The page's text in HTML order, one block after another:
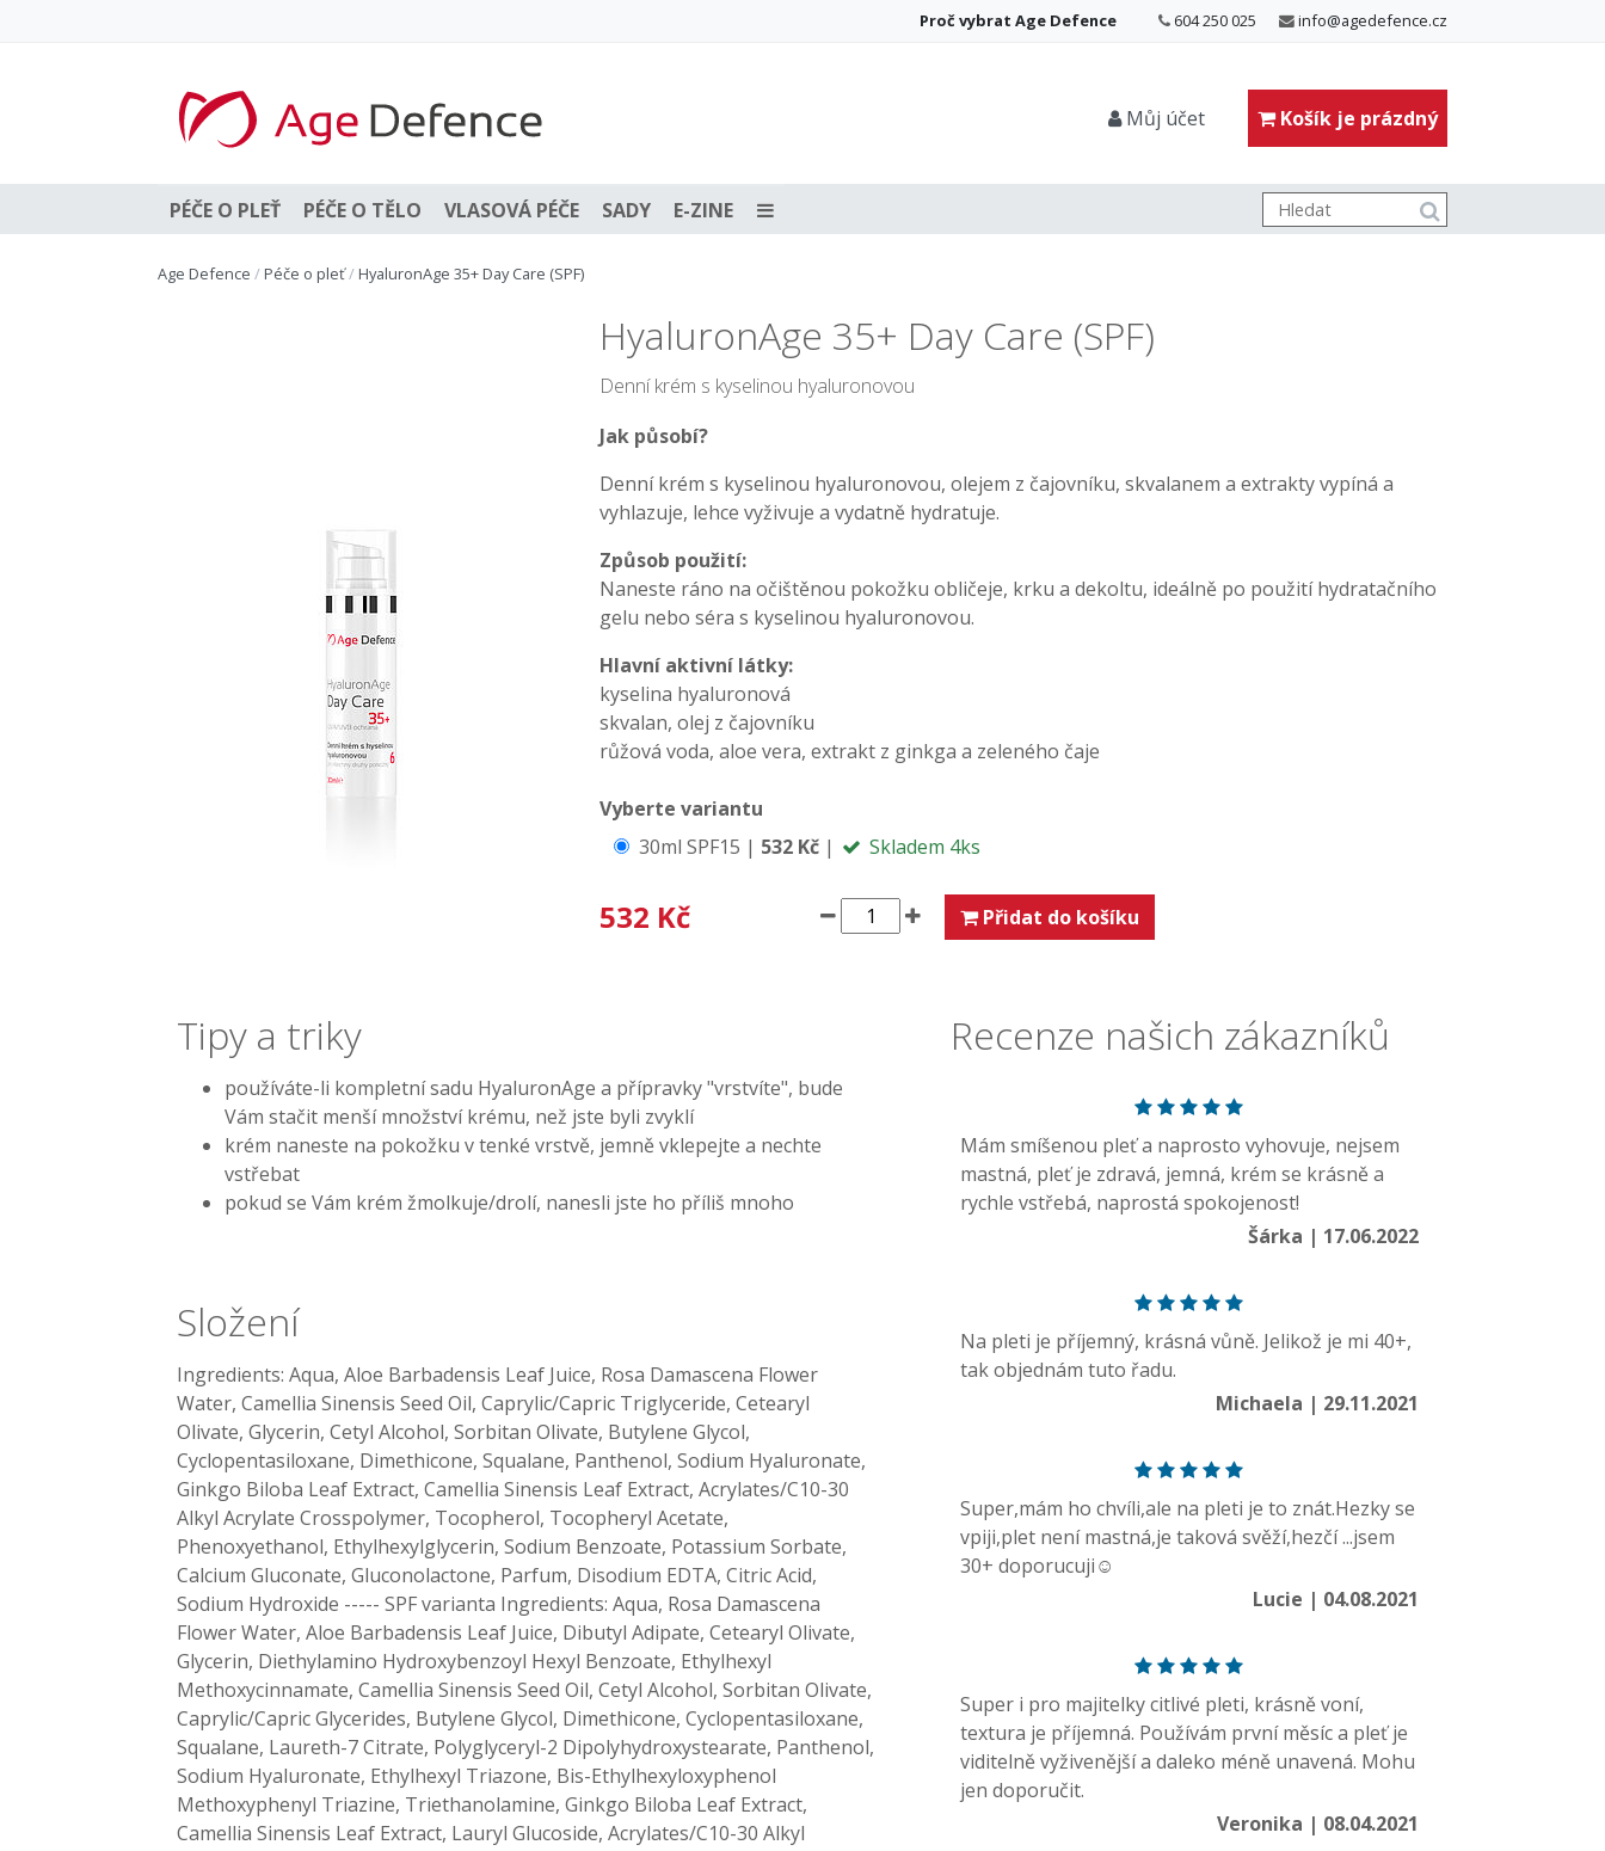
Proč vybrat Age Defence 604 250 025 info@agedefence.cz
Můj účet Košík je prázdný
PÉČE O PLEŤ PÉČE O TĚLO VLASOVÁ PÉČE SADY E-ZINE
Age Defence / Péče o pleť/ HyaluronAge 35+ Day Care (SPF)
HyaluronAge 35+ Day Care (SPF)
Denní krém s kyselinou hyaluronovou
Jak působí?
Denní krém s kyselinou hyaluronovou, olejem z čajovníku, skvalanem a extrakty vypíná a
vyhlazuje, lehce vyživuje a vydatně hydratuje.
Způsob použití:
Naneste ráno na očištěnou pokožku obličeje, krku a dekoltu, ideálně po použití hydratačního
gelu nebo séra s kyselinou hyaluronovou.
Hlavní aktivní látky:
kyselina hyaluronová
skvalan, olej z čajovníku
růžová voda, aloe vera, extrakt z ginkga a zeleného čaje
Vyberte variantu
30ml SPF15 | 532 Kč | Skladem 4ks
532 Kč Přidat do košíku
Tipy a triky
používáte-li kompletní sadu HyaluronAge a přípravky "vrstvíte", bude
Vám stačit menší množství krému, než jste byli zvyklí
krém naneste na pokožku v tenké vrstvě, jemně vklepejte a nechte
vstřebat
pokud se Vám krém žmolkuje/drolí, nanesli jste ho příliš mnoho
Složení
Ingredients: Aqua, Aloe Barbadensis Leaf Juice, Rosa Damascena Flower
Water, Camellia Sinensis Seed Oil, Caprylic/Capric Triglyceride, Cetearyl
Olivate, Glycerin, Cetyl Alcohol, Sorbitan Olivate, Butylene Glycol,
Cyclopentasiloxane, Dimethicone, Squalane, Panthenol, Sodium Hyaluronate,
Ginkgo Biloba Leaf Extract, Camellia Sinensis Leaf Extract, Acrylates/C10-30
Alkyl Acrylate Crosspolymer, Tocopherol, Tocopheryl Acetate,
Phenoxyethanol, Ethylhexylglycerin, Sodium Benzoate, Potassium Sorbate,
Calcium Gluconate, Gluconolactone, Parfum, Disodium EDTA, Citric Acid,
Sodium Hydroxide ----- SPF varianta Ingredients: Aqua, Rosa Damascena
Flower Water, Aloe Barbadensis Leaf Juice, Dibutyl Adipate, Cetearyl Olivate,
Glycerin, Diethylamino Hydroxybenzoyl Hexyl Benzoate, Ethylhexyl
Methoxycinnamate, Camellia Sinensis Seed Oil, Cetyl Alcohol, Sorbitan Olivate,
Caprylic/Capric Glycerides, Butylene Glycol, Dimethicone, Cyclopentasiloxane,
Squalane, Laureth-7 Citrate, Polyglyceryl-2 Dipolyhydroxystearate, Panthenol,
Sodium Hyaluronate, Ethylhexyl Triazone, Bis-Ethylhexyloxyphenol
Methoxyphenyl Triazine, Triethanolamine, Ginkgo Biloba Leaf Extract,
Camellia Sinensis Leaf Extract, Lauryl Glucoside, Acrylates/C10-30 Alkyl
Recenze našich zákazníků
Mám smíšenou pleť a naprosto vyhovuje, nejsem
mastná, pleť je zdravá, jemná, krém se krásně a
rychle vstřebá, naprostá spokojenost!
Šárka | 17.06.2022
Na pleti je příjemný, krásná vůně. Jelikož je mi 40+,
tak objednám tuto řadu.
Michaela | 29.11.2021
Super,mám ho chvíli,ale na pleti je to znát.Hezky se
vpiji,plet není mastná,je taková svěží,hezčí ...jsem
30+ doporucuji☺️
Lucie | 04.08.2021
Super i pro majitelky citlivé pleti, krásně voní,
textura je příjemná. Používám první měsíc a pleť je
viditelně vyživenější a daleko méně unavená. Mohu
jen doporučit.
Veronika | 08.04.2021